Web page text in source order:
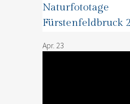
Naturfototage
Fürstenfeldbruck
Apr. 23